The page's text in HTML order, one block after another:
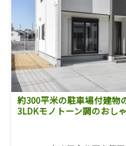
約300平米の駐車場付建物
3LDKモノトーン調のおし